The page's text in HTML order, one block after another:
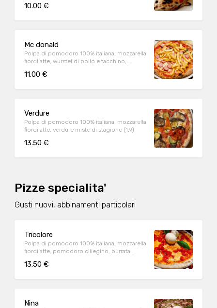
10.00 €
Mc donald
Polpa di pomodoro 100% italiana, mozzarella
fiordilatte, wurstel di pollo e tacchino,
11.00 €
Verdure
Polpa di pomodoro 100% italiana, mozzarella
fiordilatte, verdure miste di stagione (1,9)
13.50 €
Pizze specialita'
Gusti nuovi, abbinamenti particolari
Tricolore
Polpa di pomodoro 100% italiana, mozzarella
fiordilatte, pomodoro ciliegino, burrata
13.50 €
Nina